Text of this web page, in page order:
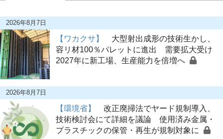
2026年8月7日
【ワカクサ】
大型射出成形の技術生かし、
容リ材100％パレットに進出 需要拡大受け
2027年に新工場、生産能力を倍増へ
2026年8月7日
【環境省】
改正廃掃法でヤード規制導入、
技術検討会にて詳細を議論 使用済み金属・
プラスチックの保管・再生が規制対象に